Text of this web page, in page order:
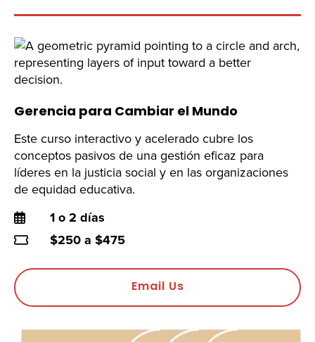
Gerencia para Cambiar el Mundo
Este curso interactivo y acelerado cubre los
conceptos pasivos de una gestión eficaz para
líderes en la justicia social y en las organizaciones
de equidad educativa.
Duration1 o 2 días
Price
$250 a $475
Email Us